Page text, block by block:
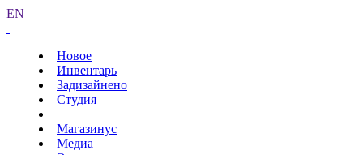
EN
Новое
Инвентарь
Задизайнено
Студия
Магазинус
Медиа